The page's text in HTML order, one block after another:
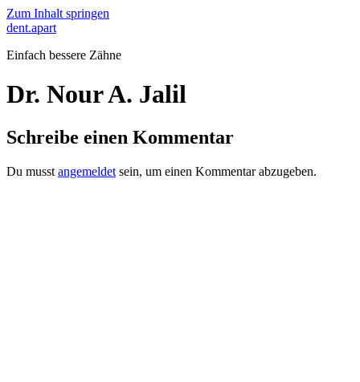
Zum Inhalt springen
dent.apart
Einfach bessere Zähne
Dr. Nour A. Jalil
Schreibe einen Kommentar
Du musst angemeldet sein, um einen Kommentar abzugeben.